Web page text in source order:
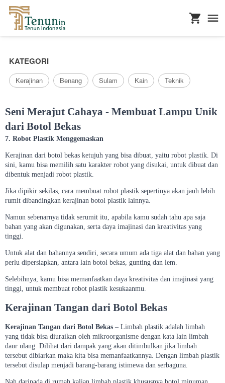
KATEGORI
Kerajinan Benang Sulam Kain Teknik
Seni Merajut Cahaya - Membuat Lampu Unik
dari Botol Bekas
7. Robot Plastik Menggemaskan
Kerajinan dari botol bekas ketujuh yang bisa dibuat, yaitu robot plastik. Di
sini, kamu bisa memilih satu karakter robot yang disukai, untuk dibuat dan
dibentuk menjadi robot plastik.
Jika dipikir sekilas, cara membuat robot plastik sepertinya akan jauh lebih
rumit dibandingkan kerajinan botol plastik lainnya.
Namun sebenarnya tidak serumit itu, apabila kamu sudah tahu apa saja
bahan yang akan digunakan, serta daya imajinasi dan kreativitas yang
tinggi.
Untuk alat dan bahannya sendiri, secara umum ada tiga alat dan bahan yang
perlu dipersiapkan, antara lain botol bekas, gunting dan lem.
Selebihnya, kamu bisa memanfaatkan daya kreativitas dan imajinasi yang
tinggi, untuk membuat robot plastik kesukaanmu.
Kerajinan Tangan dari Botol Bekas
Kerajinan Tangan dari Botol Bekas – Limbah plastik adalah limbah
yang tidak bisa diuraikan oleh mikroorganisme dengan kata lain limbah
daur ulang. Dilihat dari dampak yang akan ditimbulkan jika limbah
tersebut dibiarkan maka kita bisa memanfaatkannya. Dengan limbah plastik
tersebut disulap menjadi barang-barang istimewa dan serbaguna.